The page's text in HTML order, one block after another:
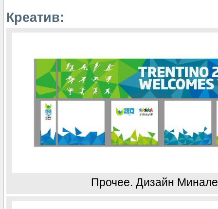
Креатив:
Прочее. Дизайн